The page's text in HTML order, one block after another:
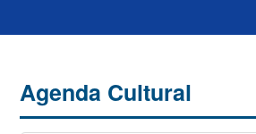
Agenda Cultural